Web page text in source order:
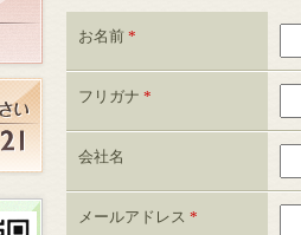
お名前 *
フリガナ *
会社名
メールアドレス *